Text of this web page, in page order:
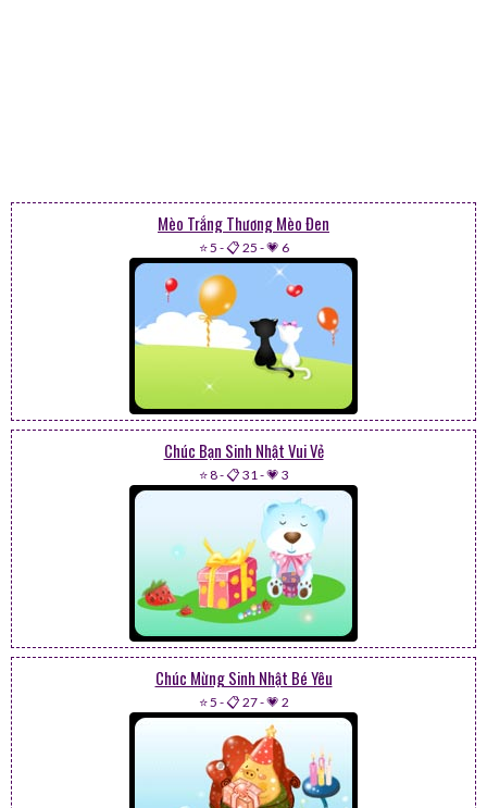
Mèo Trắng Thương Mèo Đen
⭐ 5 -📋 25 -💗 6
Chúc Bạn Sinh Nhật Vui Vẻ
⭐ 8-📋 31-💗 3
Chúc Mừng Sinh Nhật Bé Yêu
⭐ 5 -📋 27-💗 2